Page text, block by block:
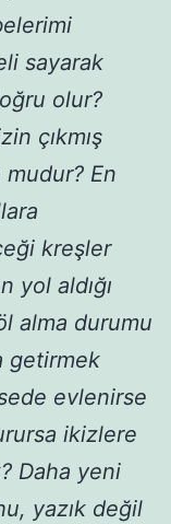
sayarak
olur?
çıkmış
mudur? En
kreşler
yol aldığı
alma durumu
getirmek
evlenirse
ikizlere
Daha yeni
yazık değil